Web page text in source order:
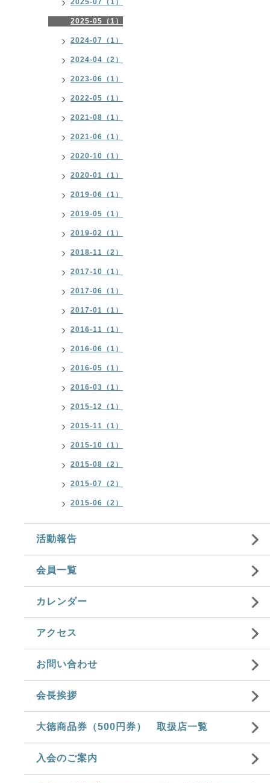
2025-05（1）
2024-07（1）
2024-04（2）
2023-06（1）
2022-05（1）
2021-08（1）
2021-06（1）
2020-10（1）
2020-01（1）
2019-06（1）
2019-05（1）
2019-02（1）
2018-11（2）
2017-10（1）
2017-06（1）
2017-01（1）
2016-11（1）
2016-06（1）
2016-05（1）
2016-03（1）
2015-12（1）
2015-11（1）
2015-10（1）
2015-08（2）
2015-07（2）
2015-06（2）
活動報告
会員一覧
カレンダー
アクセス
お問い合わせ
会長挨拶
大徳商品券（500円券） 取扱店一覧
入会のご案内